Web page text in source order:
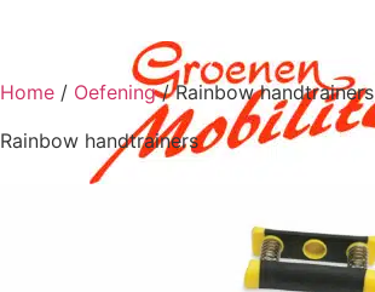
Home / Oefening/ Rainbow handtrainers
Rainbow handtrainers